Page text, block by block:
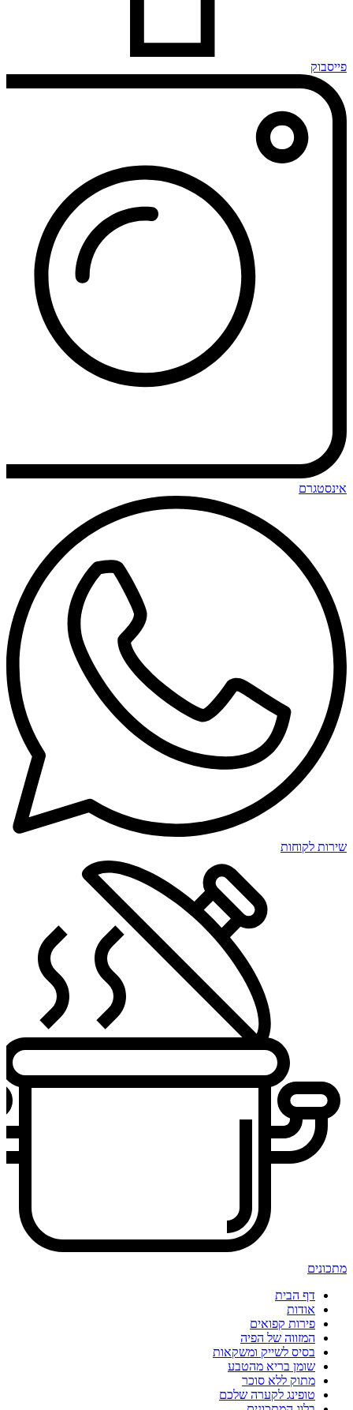
פייסבוק
אינסטגרם
שירות לקוחות
מתכונים
דף הבית
אודות
פירות קפואים
המזווה של הפיה
בסיס לשייק ומשקאות
שומן בריא מהטבע
מתוק ללא סוכר
טופינג לקערה שלכם